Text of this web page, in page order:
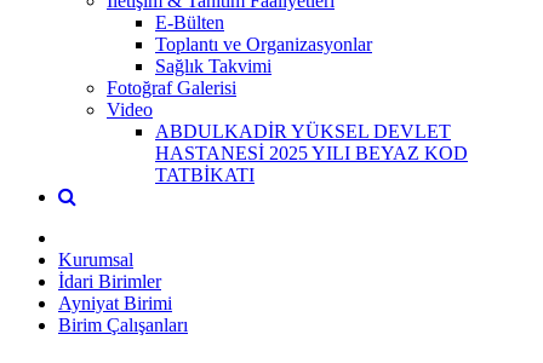
E-Bülten
Toplantı ve Organizasyonlar
Sağlık Takvimi
Fotoğraf Galerisi
Video
ABDULKADİR YÜKSEL DEVLET
HASTANESİ 2025 YILI BEYAZ KOD
TATBİKATI
Kurumsal
İdari Birimler
Ayniyat Birimi
Birim Çalışanları